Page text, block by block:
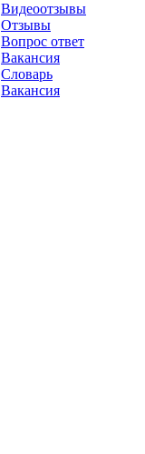
Видеоотзывы
Отзывы
Вопрос ответ
Вакансия
Словарь
Вакансия